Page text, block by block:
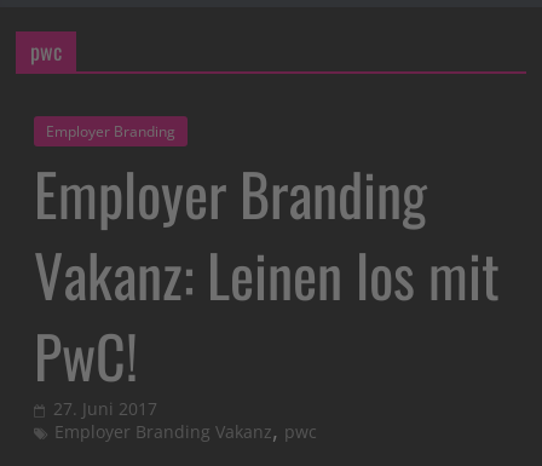
pwc
Employer Branding
Employer Branding
Vakanz: Leinen los mit
PwC!
27. Juni 2017
Employer Branding Vakanz, pwc